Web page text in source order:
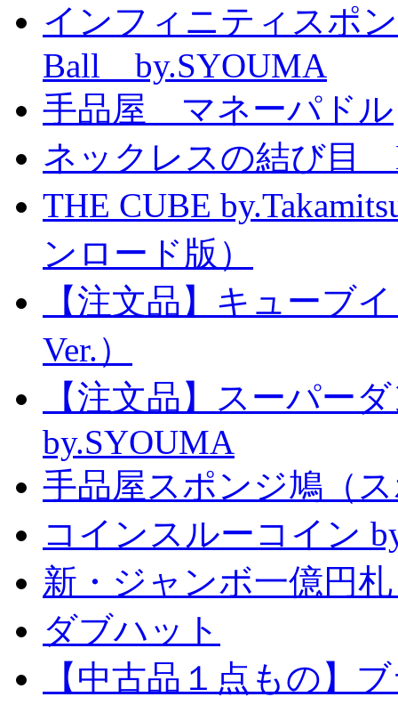
インフィニティスポ
Ball by.SYOUMA
手品屋 マネーパドル
ネックレスの結び目
THE CUBE
ンロード版）
【注文品】キューブ
Ver.）
【注文品】スーパ
by.SYOUMA
手品屋スポンジ鳩（
コインスルーコイン
新・ジャンボ一億円
ダブハット
【中古品１点もの】